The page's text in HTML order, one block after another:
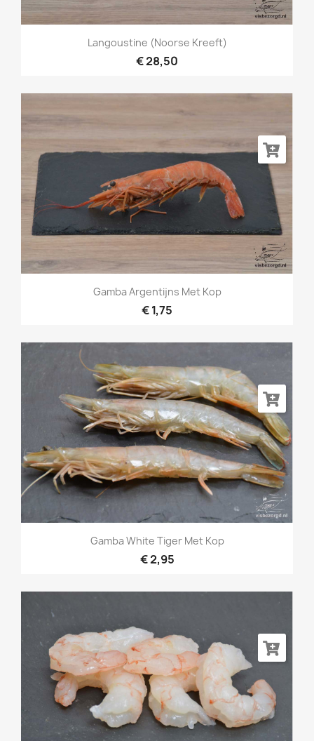
Langoustine (Noorse Kreeft)
€ 28,50
Gamba Argentijns Met Kop
€ 1,75
Gamba White Tiger Met Kop
€ 2,95